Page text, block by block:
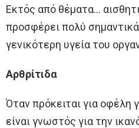
Εκτός από θέματα…
προσφέρει πολύ
γενικότερη υγεία του
Αρθρίτιδα
Όταν πρόκειται για οφέλη
είναι γνωστός για την